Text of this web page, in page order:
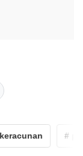
# panci